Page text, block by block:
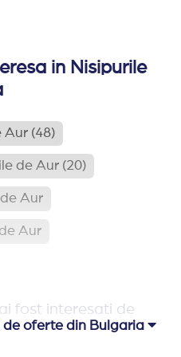
in Nisipurile
Aur (48)
de Aur (20)
Aur
Aur
fost interesati de
oferte din Bulgaria